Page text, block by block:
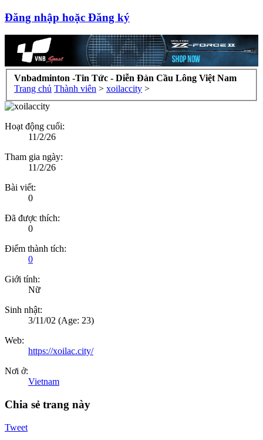
Đăng nhập hoặc Đăng ký
Vnbadminton -Tin Tức - Diễn Đàn Cầu Lông Việt Nam
Trang chủ Thành viên > xoilaccity >
Hoạt động cuối:
11/2/26
Tham gia ngày:
11/2/26
Bài viết:
0
Đã được thích:
0
Điểm thành tích:
0
Giới tính:
Nữ
Sinh nhật:
3/11/02 (Age: 23)
Web:
https://xoilac.city/
Nơi ở:
Vietnam
Chia sẻ trang này
Tweet